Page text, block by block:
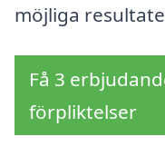
möjliga
Få 3
förpliktelser